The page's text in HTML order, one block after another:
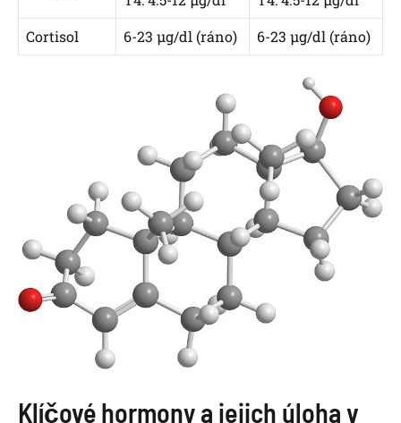
Cortisol
6-23 µg/dl (ráno) 6-23 µg/dl (ráno)
Klíčové hormony a jejich úloha v